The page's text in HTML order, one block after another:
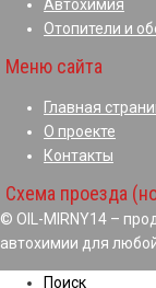
Автохимия
Отопители и
Меню сайта
Главная
О проекте
Контакты
Схема проезда
© OIL-MIRNY14 –
автохимии для
Поиск